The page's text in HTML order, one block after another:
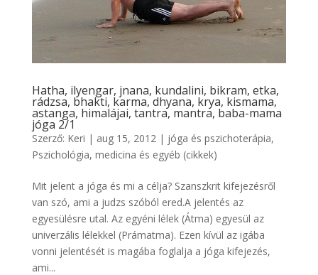
Hatha, ilyengar, jnana, kundalini, bikram, etka,
rádzsa, bhakti, karma, dhyana, krya, kismama,
astanga, himalájai, tantra, mantra, baba-mama
jóga 2/1
Szerző: Keri | aug 15, 2012 | jóga és pszichoterápia,
Pszichológia, medicina és egyéb (cikkek)
Mit jelent a jóga és mi a célja? Szanszkrit kifejezésről
van szó, ami a judzs szóból ered.A jelentés az
egyesülésre utal. Az egyéni lélek (Átma) egyesül az
univerzális lélekkel (Prámatma). Ezen kívül az igába
vonni jelentését is magába foglalja a jóga kifejezés,
ami...